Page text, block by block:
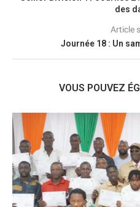
des
Article
Journée 18 : Un
VOUS POUVEZ